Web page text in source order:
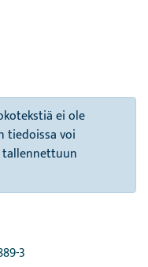
ei ole
tiedoissa voi
3